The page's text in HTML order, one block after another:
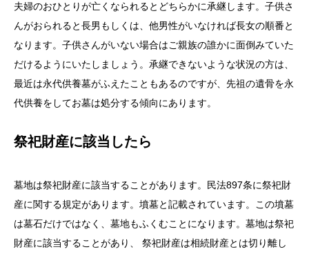
夫婦のおひとりが亡くなられるとどちらかに承継します。子供さ
んがおられると長男もしくは、他男性がいなければ長女の順番と
なります。子供さんがいない場合はご親族の誰かに面倒みていた
だけるようにいたしましょう。承継できないような状況の方は、
最近は永代供養墓がふえたこともあるのですが、先祖の遺骨を永
代供養をしてお墓は処分する傾向にあります。
祭祀財産に該当したら
墓地は祭祀財産に該当することがあります。民法897条に祭祀財
産に関する規定があります。墳墓と記載されています。この墳墓
は墓石だけではなく、墓地もふくむことになります。墓地は祭祀
財産に該当することがあり、 祭祀財産は相続財産とは切り離し